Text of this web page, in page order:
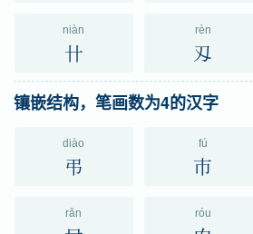
niàn
卄
rèn
刄
镶嵌结构，笔画数为4的汉字
diào
弔
fú
巿
rǎn róu